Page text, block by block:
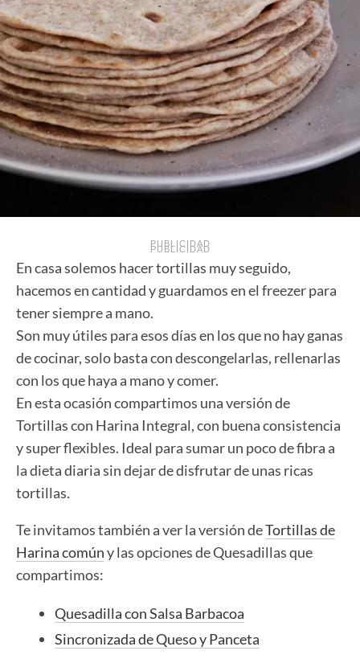
PUBLICIDAD
PUBLICIDAD
En casa solemos hacer tortillas muy seguido,
hacemos en cantidad y guardamos en el freezer para
tener siempre a mano.
Son muy útiles para esos días en los que no hay ganas
de cocinar, solo basta con descongelarlas, rellenarlas
con los que haya a mano y comer.
En esta ocasión compartimos una versión de
Tortillas con Harina Integral, con buena consistencia
y super flexibles. Ideal para sumar un poco de fibra a
la dieta diaria sin dejar de disfrutar de unas ricas
tortillas.
Te invitamos también a ver la versión deTortillas de
Harina comúny las opciones de Quesadillas que
compartimos:
Quesadilla con Salsa Barbacoa
Sincronizada de Queso y Panceta